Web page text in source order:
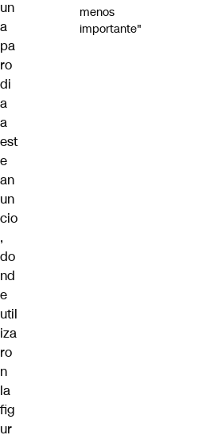
un
a
pa
ro
di
a
a
est
e
an
un
cio
,
do
nd
e
util
iza
ro
n
la
fig
ur
menos
importante"